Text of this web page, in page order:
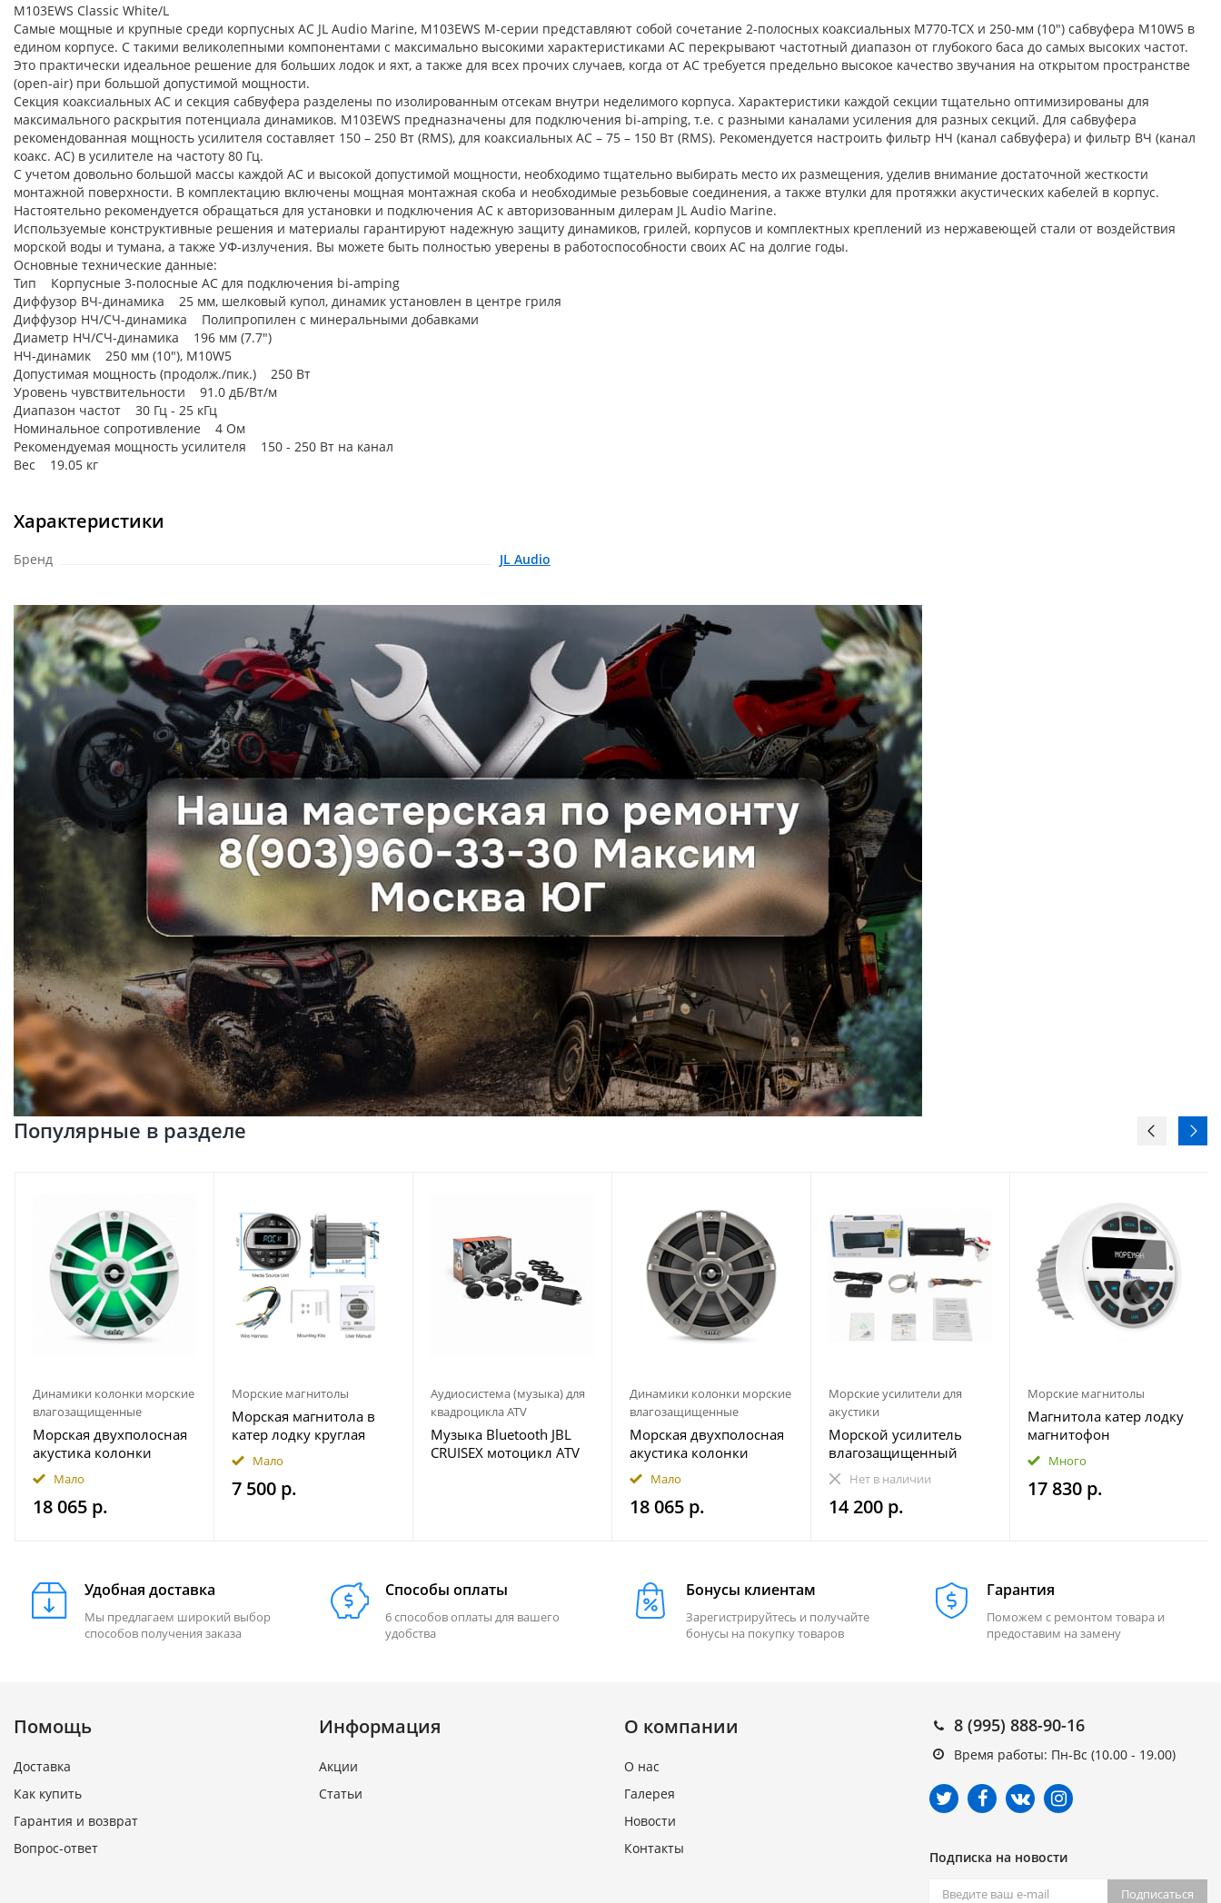
M103EWS Classic White/L
Самые мощные и крупные среди корпусных АС JL Audio Marine, M103EWS M-серии представляют собой сочетание 2-полосных коаксиальных M770-TCX и 250-мм (10") сабвуфера M10W5 в
едином корпусе. С такими великолепными компонентами с максимально высокими характеристиками АС перекрывают частотный диапазон от глубокого баса до самых высоких частот.
Это практически идеальное решение для больших лодок и яхт, а также для всех прочих случаев, когда от АС требуется предельно высокое качество звучания на открытом пространстве
(open-air) при большой допустимой мощности.
Секция коаксиальных АС и секция сабвуфера разделены по изолированным отсекам внутри неделимого корпуса. Характеристики каждой секции тщательно оптимизированы для
максимального раскрытия потенциала динамиков. M103EWS предназначены для подключения bi-amping, т.е. с разными каналами усиления для разных секций. Для сабвуфера
рекомендованная мощность усилителя составляет 150 – 250 Вт (RMS), для коаксиальных АС – 75 – 150 Вт (RMS). Рекомендуется настроить фильтр НЧ (канал сабвуфера) и фильтр ВЧ (канал
коакс. АС) в усилителе на частоту 80 Гц.
С учетом довольно большой массы каждой АС и высокой допустимой мощности, необходимо тщательно выбирать место их размещения, уделив внимание достаточной жесткости
монтажной поверхности. В комплектацию включены мощная монтажная скоба и необходимые резьбовые соединения, а также втулки для протяжки акустических кабелей в корпус.
Настоятельно рекомендуется обращаться для установки и подключения АС к авторизованным дилерам JL Audio Marine.
Используемые конструктивные решения и материалы гарантируют надежную защиту динамиков, грилей, корпусов и комплектных креплений из нержавеющей стали от воздействия
морской воды и тумана, а также УФ-излучения. Вы можете быть полностью уверены в работоспособности своих АС на долгие годы.
Основные технические данные:
Тип Корпусные 3-полосные АС для подключения bi-amping
Диффузор ВЧ-динамика 25 мм, шелковый купол, динамик установлен в центре гриля
Диффузор НЧ/СЧ-динамика Полипропилен с минеральными добавками
Диаметр НЧ/СЧ-динамика 196 мм (7.7")
НЧ-динамик 250 мм (10"), M10W5
Допустимая мощность (продолж./пик.) 250 Вт
Уровень чувствительности 91.0 дБ/Вт/м
Диапазон частот 30 Гц - 25 кГц
Номинальное сопротивление 4 Ом
Рекомендуемая мощность усилителя 150 - 250 Вт на канал
Вес 19.05 кг
Характеристики
Бренд JL Audio
Популярные в разделе
Динамики колонки морские
влагозащищенные
Морская двухполосная
акустика колонки
INFINITY 622MLW
Мало
18 065 р.
Морские магнитолы
Морская магнитола в
катер лодку круглая
Bluetooth AKAMATE MS-
10RV
Мало
7 500 р.
Аудиосистема (музыка) для
квадроцикла ATV
Музыка Bluetooth JBL
CRUISEX мотоцикл ATV
Динамики колонки морские
влагозащищенные
Морская двухполосная
акустика колонки
INFINITY 622MLT
Мало
18 065 р.
Морские усилители для
акустики
Морской усилитель
влагозащищенный
Velex VX-502
Нет в наличии
14 200 р.
Морские магнитолы
Магнитола катер лодку
магнитофон
влагозащищенная
МОРЕМАН XFa-НЕ820
Много
17 830 р.
Удобная доставка
Мы предлагаем широкий выбор
способов получения заказа
Способы оплаты
6 способов оплаты для вашего
удобства
Бонусы клиентам
Зарегистрируйтесь и получайте
бонусы на покупку товаров
Гарантия
Поможем с ремонтом товара и
предоставим на замену
Помощь
Доставка
Как купить
Гарантия и возврат
Вопрос-ответ
Информация
Акции
Статьи
О компании
О нас
Галерея
Новости
Контакты
8 (995) 888-90-16
Время работы: Пн-Вс (10.00 - 19.00)
Подписка на новости
Подписаться